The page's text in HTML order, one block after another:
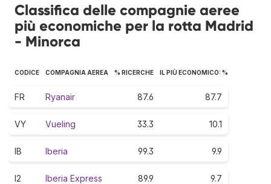
Classifica delle compagnie aeree
più economiche per la rotta Madrid
- Minorca
CODICE COMPAGNIA AEREA % RICERCHE IL PIÙ ECONOMICO: %
FR Ryanair 87.6 87.7
VY Vueling 33.3 10.1
IB Iberia 99.3 9.9
I2 Iberia Express 89.9 9.7